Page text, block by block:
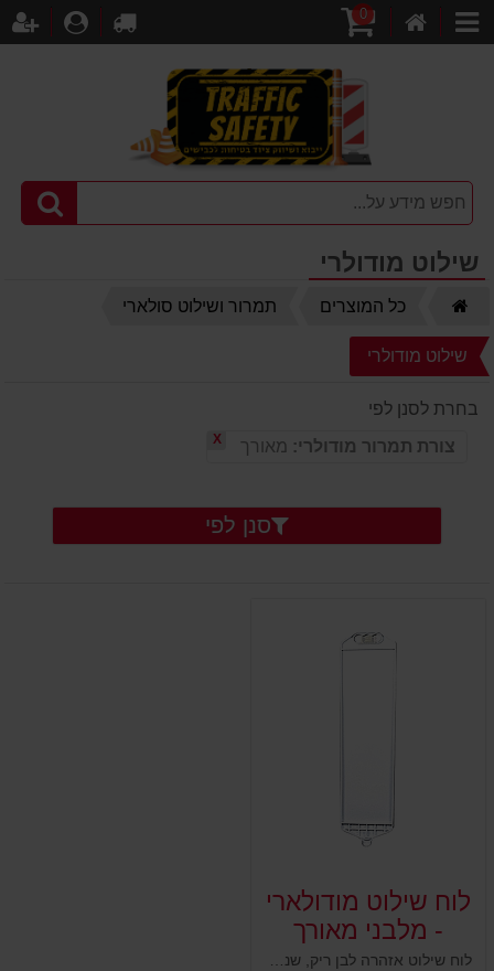
קטגוריות
קניות
0
לקופה
שילוט מודולרי
כל המוצרים תמרור ושילוט סולארי
שילוט מודולרי
בחרת לסנן לפי
צורת תמרור מודולרי: מאורך X
סנן לפי
לוח שילוט מודולארי
- מלבני מאורך
לוח שילוט אזהרה לבן ריק, שנועד למילוי ע"י סימון הרצוי לבחירת הלקוח. בד"כ בסוג השלטים הללו מכילים תוכן אזהרה או מידע שאינו תמרור מלוח התמרורים המוכר. עשוי פ]לסטיק לבן איכותי עמיד למכות ונפילות. מתחבר על עמודים גמישים, ניידים וקונוסים.